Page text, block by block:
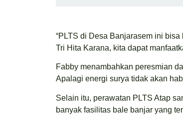
“PLTS di Desa Banjarasem ini
Tri Hita Karana, kita dapat
Fabby menambahkan peresmian
Apalagi energi surya tidak akan
Selain itu, perawatan PLTS Atap
banyak fasilitas bale banjar yang